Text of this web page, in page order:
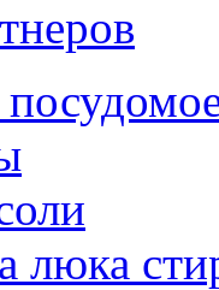
люка